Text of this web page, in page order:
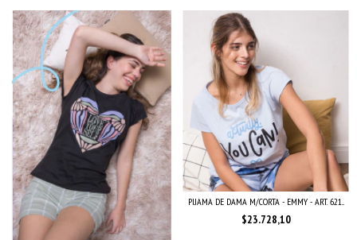
PIJAMA DE DAMA M/CORTA - EMMY - ART. 621...
$23.728,10